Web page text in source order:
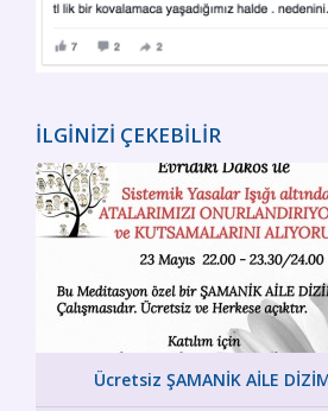
İLGİNİZİ ÇEKEBİLİR
Ücretsiz ŞAMANİK AİLE